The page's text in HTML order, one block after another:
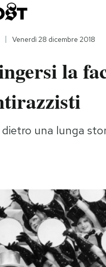
Venerdì 28 dicembre 2018
la
una lunga